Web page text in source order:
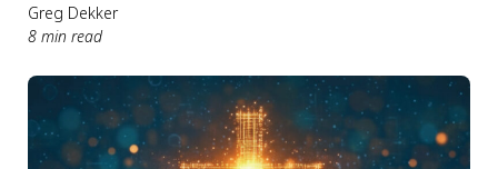
Greg Dekker
8 min read